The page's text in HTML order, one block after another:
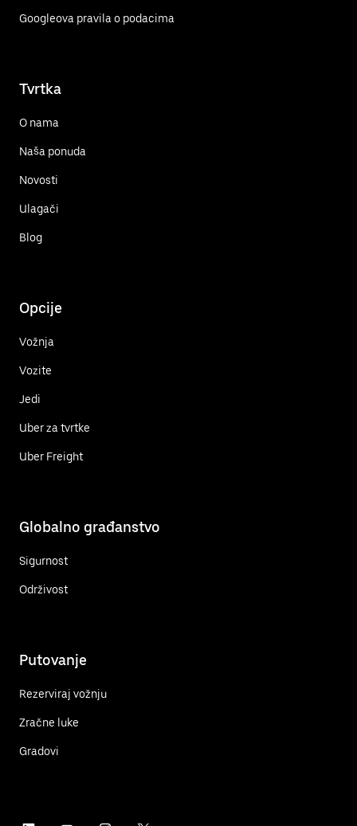
Googleova pravila o podacima
Tvrtka
O nama
Naša ponuda
Novosti
Ulagači
Blog
Opcije
Vožnja
Vozite
Jedi
Uber za tvrtke
Uber Freight
Globalno građanstvo
Sigurnost
Održivost
Putovanje
Rezerviraj vožnju
Zračne luke
Gradovi